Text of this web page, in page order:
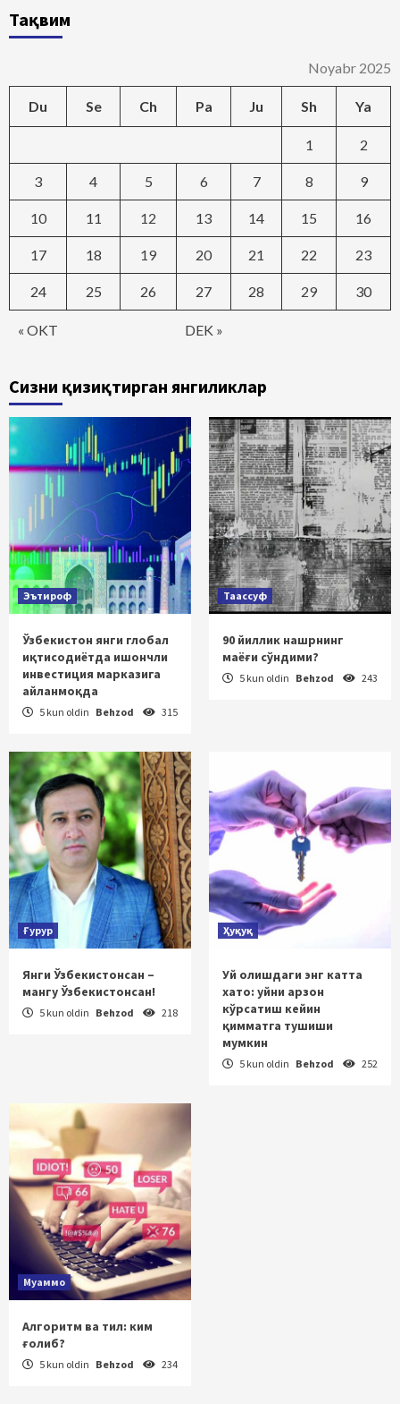
Тақвим
Noyabr 2025
Du Se Ch Pa Ju Sh Ya
« OKT DEK »
1 2
3 4 5 6 7 8 9
10 11 12 13 14 15 16
17 18 19 20 21 22 23
24 25 26 27 28 29 30
Сизни қизиқтирган янгиликлар
Эътироф
Ўзбекистон янги глобал
иқтисодиётда ишончли
инвестиция марказига
айланмоқда
5 kun oldin Behzod 315
Таассуф
90 йиллик нашрнинг
маёғи сўндими?
5 kun oldin Behzod 243
Ғурур
Янги Ўзбекистонсан –
мангу Ўзбекистонсан!
5 kun oldin Behzod 218
Ҳуқуқ
Уй олишдаги энг катта
хато: уйни арзон
кўрсатиш кейин
қимматга тушиши
мумкин
5 kun oldin Behzod 252
Муаммо
Алгоритм ва тил: ким
ғолиб?
5 kun oldin Behzod 234